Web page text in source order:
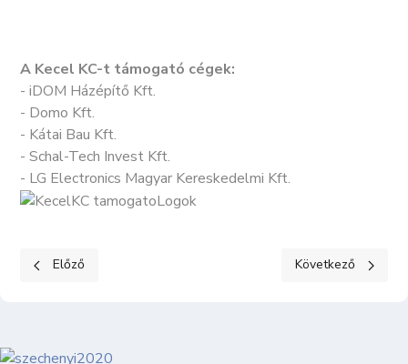
A Kecel KC-t támogató cégek:
- iDOM Házépítő Kft.
- Domo Kft.
- Kátai Bau Kft.
- Schal-Tech Invest Kft.
- LG Electronics Magyar Kereskedelmi Kft.
Előző cikk: KKC Kézisuli
Előző Következő cikk:
Következő